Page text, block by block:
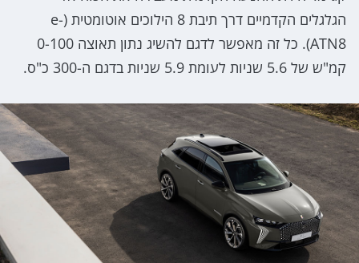
הגלגלים הקדמיים דרך תיבת 8 הילוכים אוטומטית (e-
ATN8). כל זה מאפשר לדגם להשיג נתון תאוצה 0-100
קמ"ש של 5.6 שניות לעומת 5.9 שניות בדגם ה-300 כ"ס.